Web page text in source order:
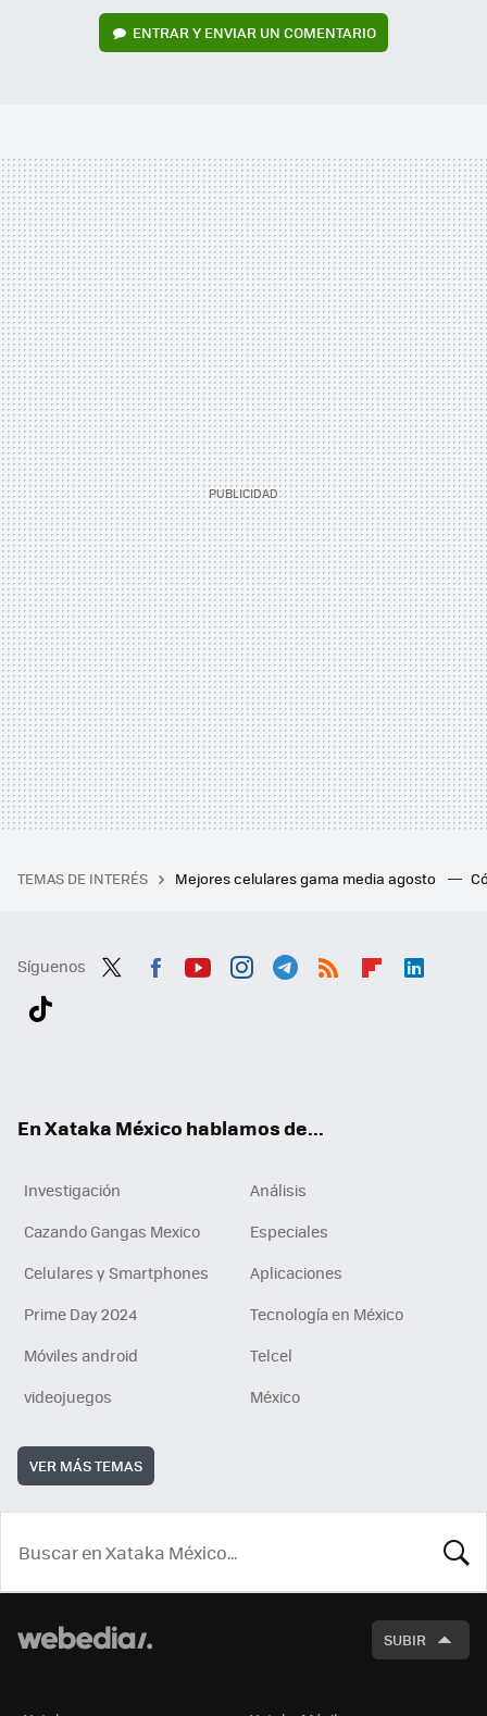
ENTRAR Y ENVIAR UN COMENTARIO
TEMAS DE INTERÉS Mejores celulares gama media agosto
Síguenos
En Xataka México hablamos de...
Investigación
Análisis
Cazando Gangas Mexico
Especiales
Celulares y Smartphones
Aplicaciones
Prime Day 2024
Tecnología en México
Móviles android
Telcel
videojuegos
México
VER MÁS TEMAS
SUBIR